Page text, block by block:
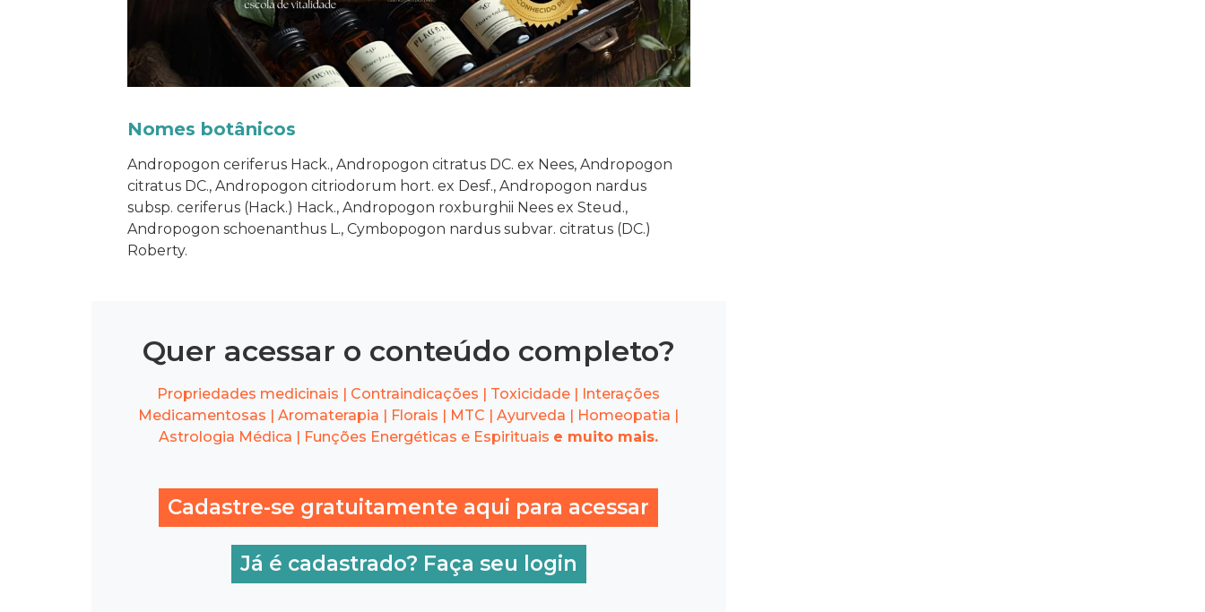
Nomes botânicos
Andropogon ceriferus Hack., Andropogon citratus DC. ex Nees, Andropogon
citratus DC., Andropogon citriodorum hort. ex Desf., Andropogon nardus
subsp. ceriferus (Hack.) Hack., Andropogon roxburghii Nees ex Steud.,
Andropogon schoenanthus L., Cymbopogon nardus subvar. citratus (DC.)
Roberty.
Quer acessar o conteúdo completo?
Propriedades medicinais | Contraindicações | Toxicidade | Interações
Medicamentosas | Aromaterapia | Florais | MTC | Ayurveda | Homeopatia |
Astrologia Médica | Funções Energéticas e Espirituais e muito mais.
Cadastre-se gratuitamente aqui para acessar
Já é cadastrado? Faça seu login